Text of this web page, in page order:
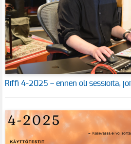
Riffi 4-2025 – ennen oli sessioita,